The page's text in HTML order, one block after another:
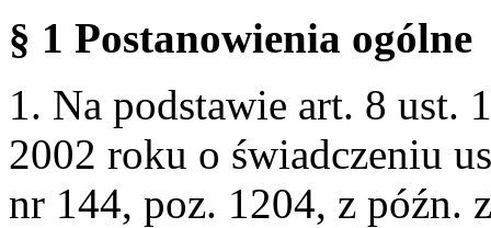
§ 1 Postanowienia ogólne
1. Na podstawie art. 8 ust.
2002 roku o świadczeniu
nr 144, poz. 1204, z późn.